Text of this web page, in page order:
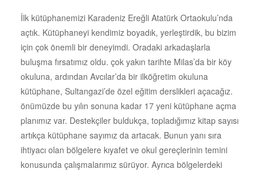
İlk kütüphanemizi Karadeniz Ereğli Atatürk Ortaokulu’nda
açtık. Kütüphaneyi kendimiz boyadık, yerleştirdik, bu bizim
için çok önemli bir deneyimdi. Oradaki arkadaşlarla
buluşma fırsatımız oldu. çok yakın tarihte Milas’da bir köy
okuluna, ardından Avcılar’da bir ilköğretim okuluna
kütüphane, Sultangazi’de özel eğitim derslikleri açacağız.
önümüzde bu yılın sonuna kadar 17 yeni kütüphane açma
planımız var. Destekçiler buldukça, topladığımız kitap sayısı
artıkça kütüphane sayımız da artacak. Bunun yanı sıra
ihtiyacı olan bölgelere kıyafet ve okul gereçlerinin temini
konusunda çalışmalarımız sürüyor. Ayrıca bölgelerdeki